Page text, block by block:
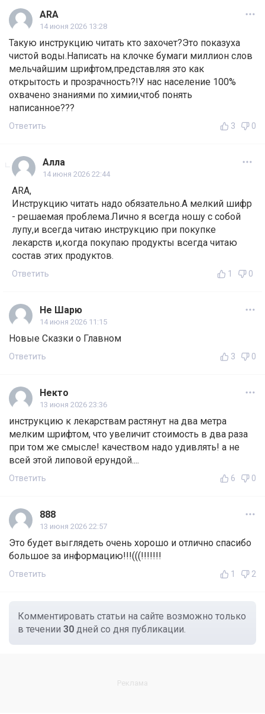
ARA
14 июня 2026 13:28
Такую инструкцию читать кто захочет?Это показуха
чистой воды.Написать на клочке бумаги миллион слов
мельчайшим шрифтом,представляя это как
открытость и прозрачность?!У нас население 100%
охвачено знаниями по химии,чтоб понять
написанное???
Ответить 3 0
Алла
14 июня 2026 22:44
ARA,
Инструкцию читать надо обязательно.А мелкий шифр
- решаемая проблема.Лично я всегда ношу с собой
лупу,и всегда читаю инструкцию при покупке
лекарств и,когда покупаю продукты всегда читаю
состав этих продуктов.
Ответить 1 0
Не Шарю
14 июня 2026 11:15
Новые Сказки о Главном
Ответить 3 0
Некто
13 июня 2026 23:36
инструкцию к лекарствам растянут на два метра
мелким шрифтом, что увеличит стоимость в два раза
при том же смысле! качеством надо удивлять! а не
всей этой липовой ерундой....
Ответить 6 0
888
13 июня 2026 22:57
Это будет выглядеть очень хорошо и отлично спасибо
большое за информацию!!!(((!!!!!!!
Ответить 1 2
Комментировать статьи на сайте возможно только
в течении 30 дней со дня публикации.